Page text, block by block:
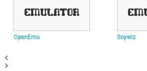
OpenEmu Soywiz